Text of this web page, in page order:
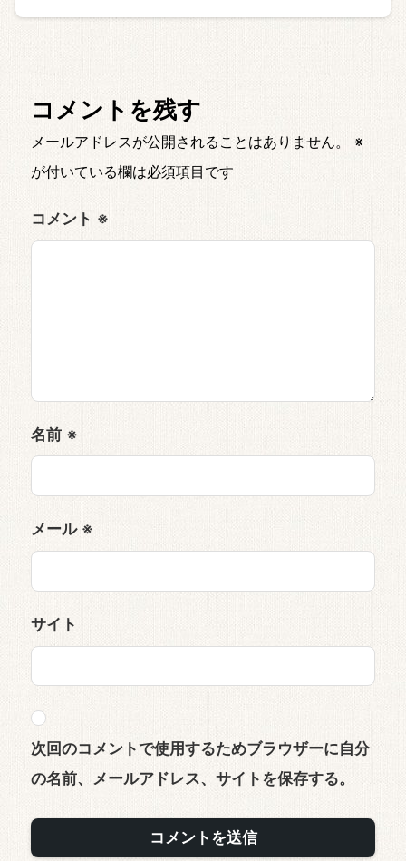
コメントを残す
メールアドレスが公開されることはありません。
※
が付いている欄は必須項目です
コメント ※
名前 ※
メール ※
サイト
次回のコメントで使用するためブラウザーに自分
の名前、メールアドレス、サイトを保存する。